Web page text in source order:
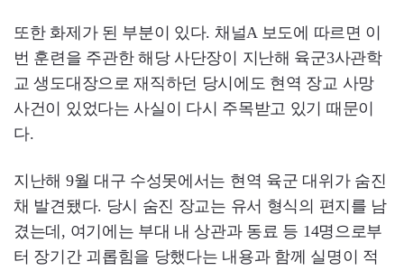
또한 화제가 된 부분이 있다. 채널A 보도에 따르면 이
번 훈련을 주관한 해당 사단장이 지난해 육군3사관학
교 생도대장으로 재직하던 당시에도 현역 장교 사망
사건이 있었다는 사실이 다시 주목받고 있기 때문이
다.
지난해 9월 대구 수성못에서는 현역 육군 대위가 숨진
채 발견됐다. 당시 숨진 장교는 유서 형식의 편지를 남
겼는데, 여기에는 부대 내 상관과 동료 등 14명으로부
터 장기간 괴롭힘을 당했다는 내용과 함께 실명이 적